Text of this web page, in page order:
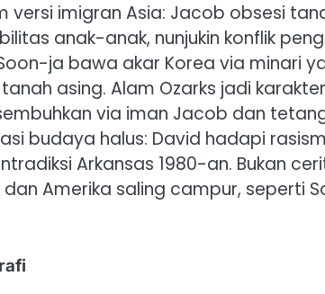
versi imigran Asia: Jacob obsesi
anak-anak, nunjukin konflik
ja bawa akar Korea via minari
asing. Alam Ozarks jadi
via iman Jacob dan
budaya halus: David hadapi
Arkansas 1980-an. Bukan
Amerika saling campur, seperti